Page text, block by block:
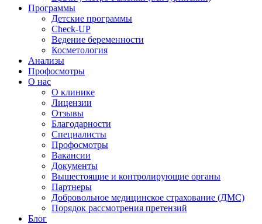
Программы
Детские программы
Check-UP
Ведение беременности
Косметология
Анализы
Профосмотры
О нас
О клинике
Лицензии
Отзывы
Благодарности
Специалисты
Профосмотры
Вакансии
Документы
Вышестоящие и контролирующие органы
Партнеры
Добровольное медицинское страхование (ДМС)
Порядок рассмотрения претензий
Блог